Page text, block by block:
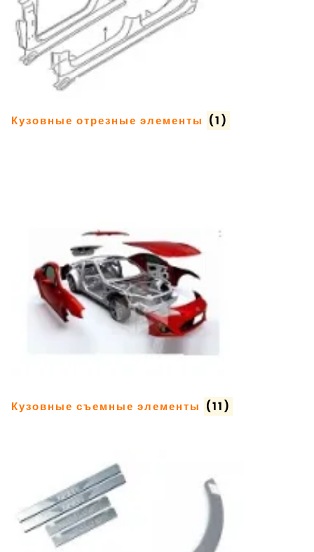
Кузовные отрезные элементы (1)
Кузовные съемные элементы (11)